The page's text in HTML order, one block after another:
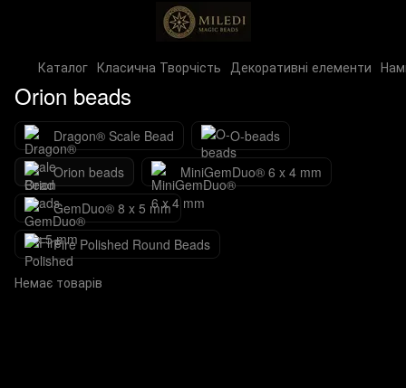
Каталог Класична Творчість Декоративні елементи
Orion beads
Dragon® Scale Bead
O-beads
Orion beads
MiniGemDuo® 6 x 4 mm
GemDuo® 8 x 5 mm
Fire Polished Round Beads
Немає товарів